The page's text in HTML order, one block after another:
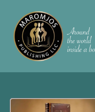
PagePagePagePage Page